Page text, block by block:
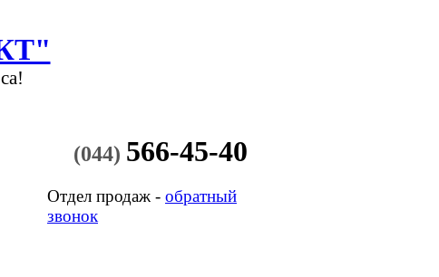
(044) 566-45-40
Отдел продаж - обратный
звонок